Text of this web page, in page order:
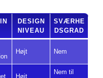
DESIGN
NIVEAU
SVÆRHE
DSGRAD
Højt Nem
Højt
Nem til